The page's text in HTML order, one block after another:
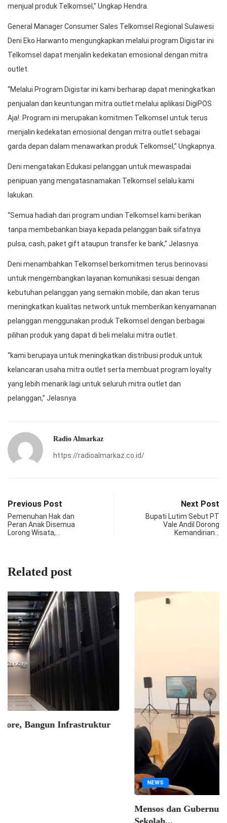
menjual produk Telkomsel,” Ungkap Hendra.
General Manager Consumer Sales Telkomsel Regional Sulawesi
Deni Eko Harwanto mengungkapkan melalui program Digistar ini
Telkomsel dapat menjalin kedekatan emosional dengan mitra
outlet.
“Melalui Program Digistar ini kami berharap dapat meningkatkan
penjualan dan keuntungan mitra outlet melalui aplikasi DigiPOS
Aja!. Program ini merupakan komitmen Telkomsel untuk terus
menjalin kedekatan emosional dengan mitra outlet sebagai
garda depan dalam menawarkan produk Telkomsel,” Ungkapnya.
Deni mengatakan Edukasi pelanggan untuk mewaspadai
penipuan yang mengatasnamakan Telkomsel selalu kami
lakukan.
“Semua hadiah dari program undian Telkomsel kami berikan
tanpa membebankan biaya kepada pelanggan baik sifatnya
pulsa, cash, paket gift ataupun transfer ke bank,” Jelasnya.
Deni menambahkan Telkomsel berkomitmen terus berinovasi
untuk mengembangkan layanan komunikasi sesuai dengan
kebutuhan pelanggan yang semakin mobile, dan akan terus
meningkatkan kualitas network untuk memberikan kenyamanan
pelanggan menggunakan produk Telkomsel dengan berbagai
pilihan produk yang dapat di beli melalui mitra outlet.
“kami berupaya untuk meningkatkan distribusi produk untuk
kelancaran usaha mitra outlet serta membuat program loyalty
yang lebih menarik lagi untuk seluruh mitra outlet dan
pelanggan,” Jelasnya.
Radio Almarkaz
https://radioalmarkaz.co.id/
Previous Post
Pemenuhan Hak dan
Peran Anak Disemua
Lorong Wisata,…
Next Post
Bupati Lutim Sebut PT
Vale Andil Dorong
Kemandirian…
Related post
NEWS
Mensos RI; Sekolah Rakyat Siap Tampung Lebih...